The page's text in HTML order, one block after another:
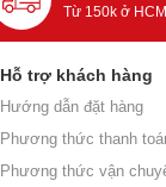
Từ 150k ở
Hỗ trợ khách hàng
Hướng dẫn đặt hàng
Phương thức thanh
Phương thức vận